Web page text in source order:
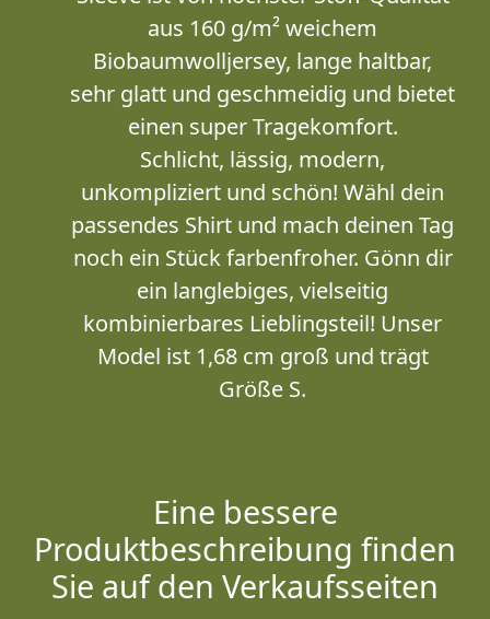
aus 160 g/m² weichem
Biobaumwolljersey, lange haltbar,
sehr glatt und geschmeidig und bietet
einen super Tragekomfort.
Schlicht, lässig, modern,
unkompliziert und schön! Wähl dein
passendes Shirt und mach deinen Tag
noch ein Stück farbenfroher. Gönn dir
ein langlebiges, vielseitig
kombinierbares Lieblingsteil! Unser
Model ist 1,68 cm groß und trägt
Größe S.
Eine bessere
Produktbeschreibung finden
Sie auf den Verkaufsseiten